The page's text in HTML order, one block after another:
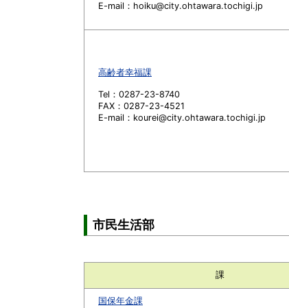
E-mail：hoiku@city.ohtawara.tochigi.jp
高齢者幸福課
Tel：0287-23-8740
FAX：0287-23-4521
E-mail：kourei@city.ohtawara.tochigi.jp
市民生活部
課
国保年金課